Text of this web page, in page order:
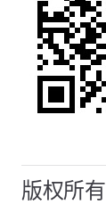
版权所有